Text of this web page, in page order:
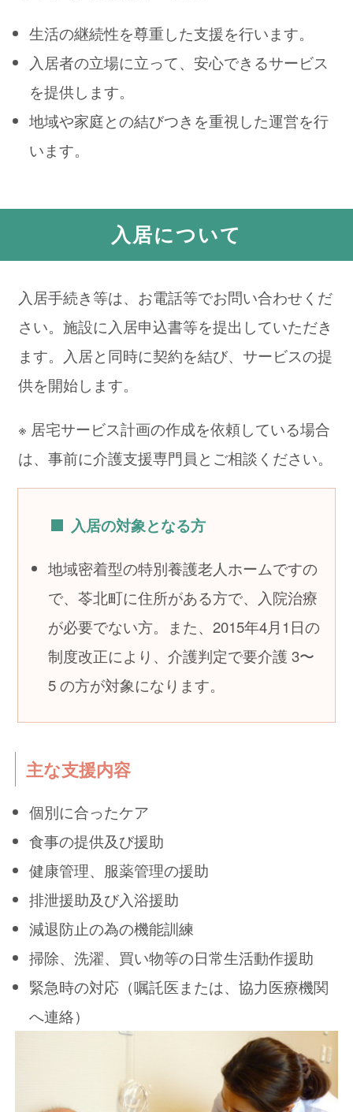
生活の継続性を尊重した支援を行います。
入居者の立場に立って、安心できるサービス
を提供します。
地域や家庭との結びつきを重視した運営を行
います。
入居について
入居手続き等は、お電話等でお問い合わせくだ
さい。施設に入居申込書等を提出していただき
ます。入居と同時に契約を結び、サービスの提
供を開始します。
※ 居宅サービス計画の作成を依頼している場合
は、事前に介護支援専門員とご相談ください。
入居の対象となる方
地域密着型の特別養護老人ホームですの
で、苓北町に住所がある方で、入院治療
が必要でない方。また、2015年4月1日の
制度改正により、介護判定で要介護 3〜
5 の方が対象になります。
主な支援内容
個別に合ったケア
食事の提供及び援助
健康管理、服薬管理の援助
排泄援助及び入浴援助
減退防止の為の機能訓練
掃除、洗濯、買い物等の日常生活動作援助
緊急時の対応（嘱託医または、協力医療機関
へ連絡）